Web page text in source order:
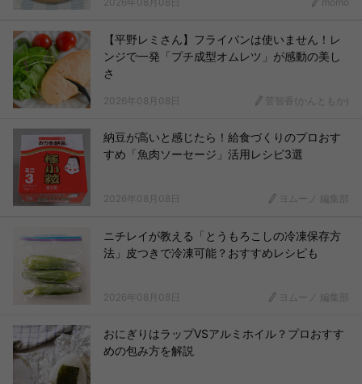
【平野レミさん】フライパンは使いません！レ
ンジで一発「プチ成型オムレツ」が感動の美し
さ
2026年08月08日 菅智香(かんともか)
納豆が高いと感じたら！給食づくりのプロおす
すめ「魚肉ソーセージ」活用レシピ3選
2026年08月08日 ヨムーノ 編集部
ニチレイが教える「とうもろこしの冷凍保存方
法」皮つきで冷凍可能？おすすめレシピも
2026年08月08日 ヨムーノ 編集部
おにぎりはラップVSアルミホイル？プロおすす
めの包み方を解説